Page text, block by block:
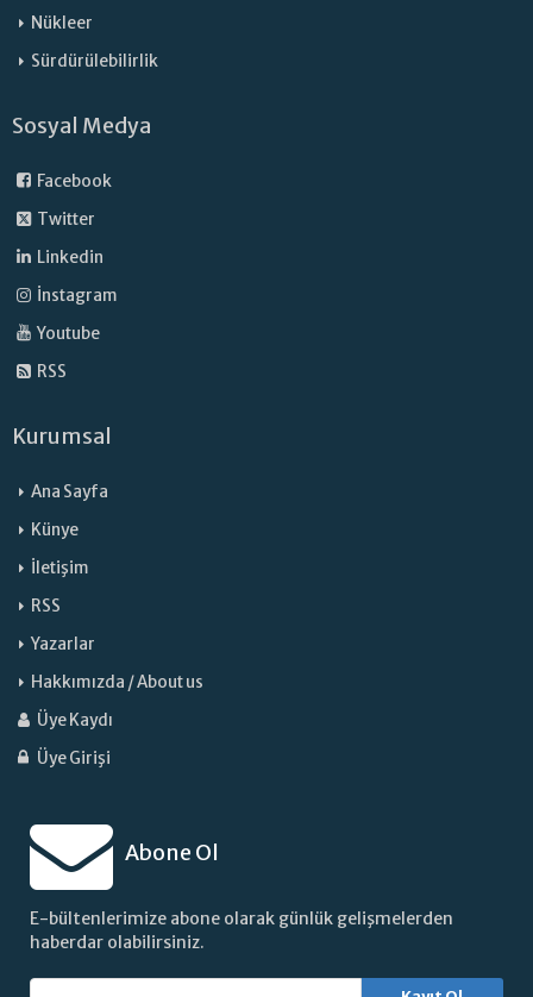
Nükleer
Sürdürülebilirlik
Sosyal Medya
Facebook
Twitter
Linkedin
İnstagram
Youtube
RSS
Kurumsal
Ana Sayfa
Künye
İletişim
RSS
Yazarlar
Hakkımızda / About us
Üye Kaydı
Üye Girişi
Abone Ol
E-bültenlerimize abone olarak günlük gelişmelerden
haberdar olabilirsiniz.